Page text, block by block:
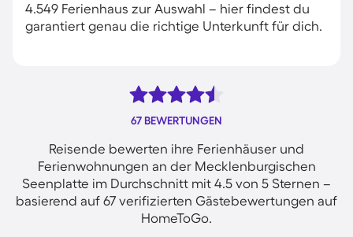
4.549 Ferienhaus zur Auswahl – hier findest du
garantiert genau die richtige Unterkunft für dich.
67 BEWERTUNGEN
Reisende bewerten ihre Ferienhäuser und
Ferienwohnungen an der Mecklenburgischen
Seenplatte im Durchschnitt mit 4.5 von 5 Sternen –
basierend auf 67 verifizierten Gästebewertungen auf
HomeToGo.